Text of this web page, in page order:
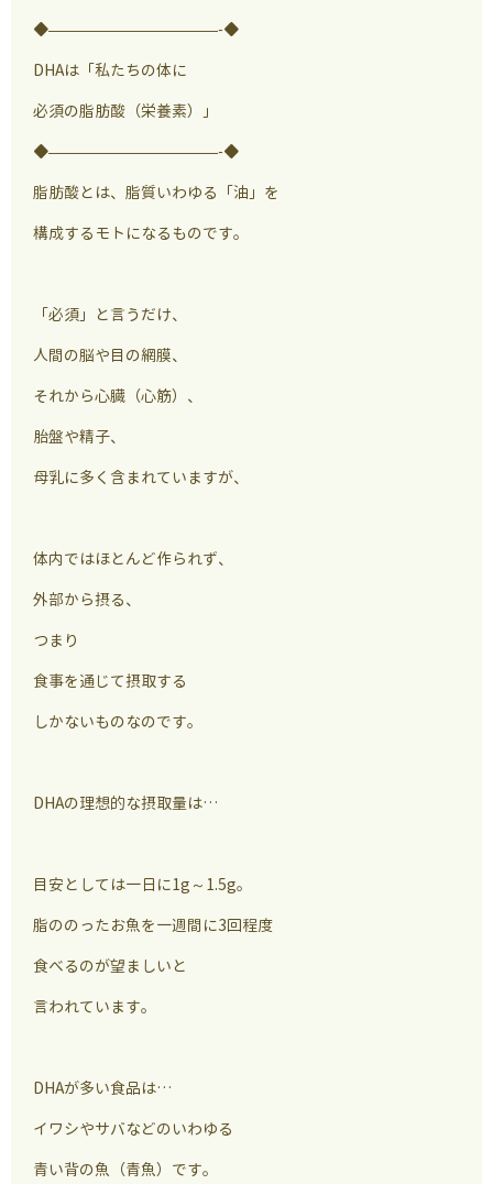
◆———————————-◆
DHAは「私たちの体に
必須の脂肪酸（栄養素）」
◆———————————-◆
脂肪酸とは、脂質いわゆる「油」を
構成するモトになるものです。
「必須」と言うだけ、
人間の脳や目の網膜、
それから心臓（心筋）、
胎盤や精子、
母乳に多く含まれていますが、
体内ではほとんど作られず、
外部から摂る、
つまり
食事を通じて摂取する
しかないものなのです。
DHAの理想的な摂取量は…
目安としては一日に1g～1.5g。
脂ののったお魚を一週間に3回程度
食べるのが望ましいと
言われています。
DHAが多い食品は…
イワシやサバなどのいわゆる
青い背の魚（青魚）です。